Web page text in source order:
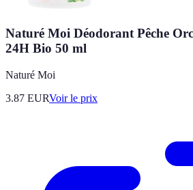
Naturé Moi Déodorant Pêche
24H Bio 50 ml
Naturé Moi
3.87 EURVoir le prix